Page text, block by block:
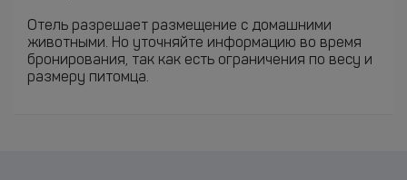
Отель разрешает размещение с домашними
животными. Но уточняйте информацию во время
бронирования, так как есть ограничения по весу и
размеру питомца.